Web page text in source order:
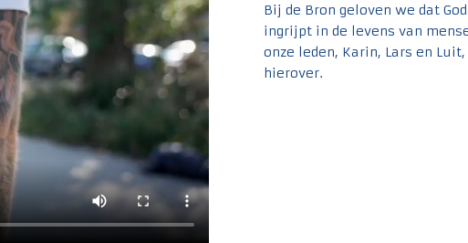
Bij de Bron geloven we dat
ingrijpt in de levens van
onze leden, Karin, Lars en
hierover.